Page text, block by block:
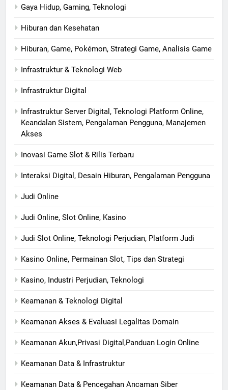
Gaya Hidup, Gaming, Teknologi
Hiburan dan Kesehatan
Hiburan, Game, Pokémon, Strategi Game, Analisis Game
Infrastruktur & Teknologi Web
Infrastruktur Digital
Infrastruktur Server Digital, Teknologi Platform Online,
Keandalan Sistem, Pengalaman Pengguna, Manajemen
Akses
Inovasi Game Slot & Rilis Terbaru
Interaksi Digital, Desain Hiburan, Pengalaman Pengguna
Judi Online
Judi Online, Slot Online, Kasino
Judi Slot Online, Teknologi Perjudian, Platform Judi
Kasino Online, Permainan Slot, Tips dan Strategi
Kasino, Industri Perjudian, Teknologi
Keamanan & Teknologi Digital
Keamanan Akses & Evaluasi Legalitas Domain
Keamanan Akun,Privasi Digital,Panduan Login Online
Keamanan Data & Infrastruktur
Keamanan Data & Pencegahan Ancaman Siber